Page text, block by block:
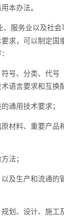
本办法。
、服务业以及社
求，可以制定国
符号、分类、代
语言要求和互换
通用技术要求；
原材料、重要产品
法；
以及生产和流通
规划、设计、施